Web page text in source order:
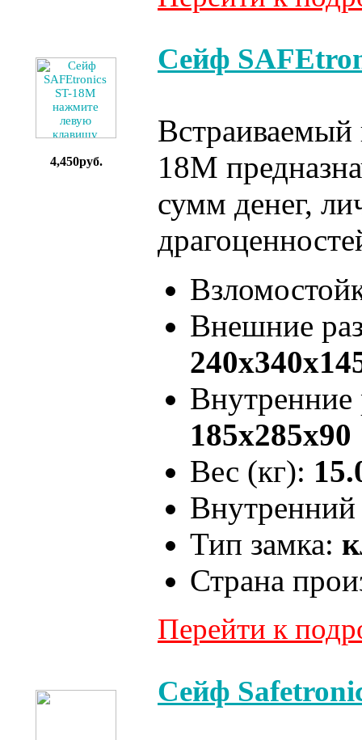
4,450руб.
Сейф
Встраиваемый
18M
сумм денег,
Внешние
185x285x90
Вес (кг):
Тип замка:
Страна
Перейти к
Сейф